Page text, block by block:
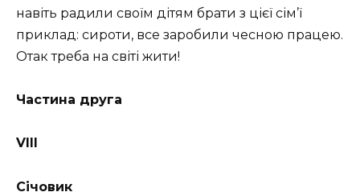
навіть радили своїм дітям брати з цієї сім’ї
приклад: сироти, все заробили чесною працею.
Отак треба на світі жити!
Частина друга
VIII
Січовик